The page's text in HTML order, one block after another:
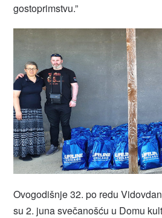
gostoprimstvu.”
Ovogodišnje 32. po redu
su 2. juna svečanošću u Domu